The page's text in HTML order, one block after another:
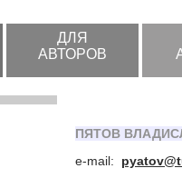
ДЛЯ
АВТОРОВ
ПЯТОВ
e-mail: